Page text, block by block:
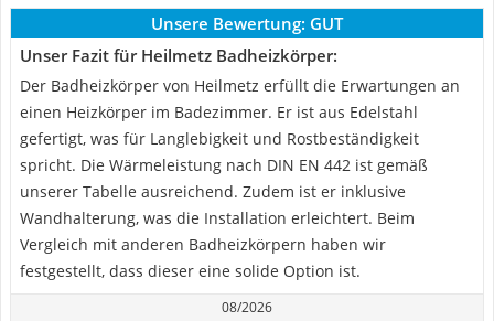
Unsere Bewertung: GUT
Unser Fazit für Heilmetz Badheizkörper:
Der Badheizkörper von Heilmetz erfüllt die Erwartungen an
einen Heizkörper im Badezimmer. Er ist aus Edelstahl
gefertigt, was für Langlebigkeit und Rostbeständigkeit
spricht. Die Wärmeleistung nach DIN EN 442 ist gemäß
unserer Tabelle ausreichend. Zudem ist er inklusive
Wandhalterung, was die Installation erleichtert. Beim
Vergleich mit anderen Badheizkörpern haben wir
festgestellt, dass dieser eine solide Option ist.
08/2026